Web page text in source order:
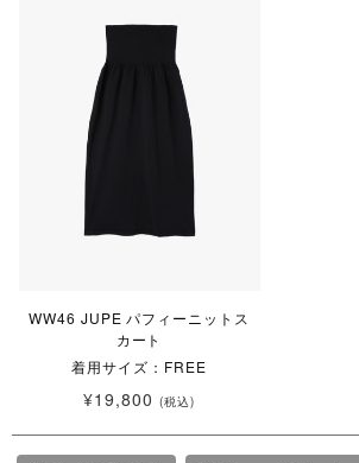
WW46 JUPE パフィーニットス
カート
着用サイズ：FREE
¥19,800 (税込)